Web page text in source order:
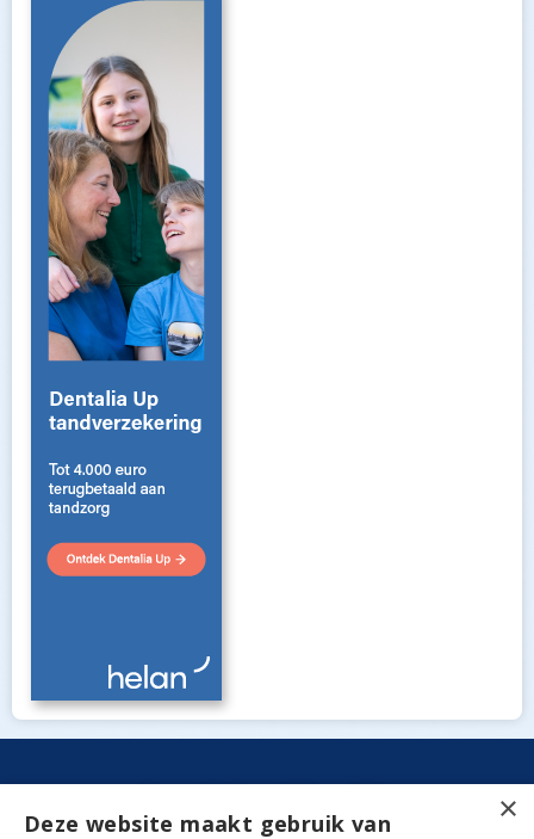
×
Deze website maakt gebruik van